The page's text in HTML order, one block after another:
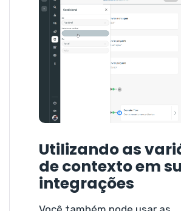
Utilizando as
de contexto em
integrações